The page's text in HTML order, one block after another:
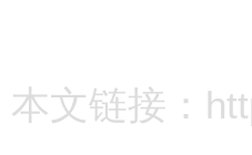
本文链接：